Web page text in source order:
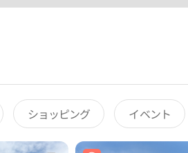
ショッピング イベント